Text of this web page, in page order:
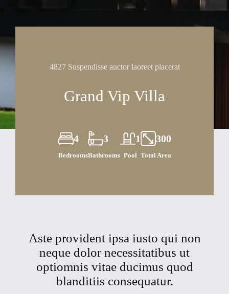
4827 Suspendisse auctor laoreet placerat
Grand Vip Villa
4
Bedrooms
3
Bathrooms
1
Pool
300
Total Area
Aste provident ipsa iusto qui non
neque dolor necessitatibus ut
optiomnis vitae ducimus quod
blanditiis consequatur.